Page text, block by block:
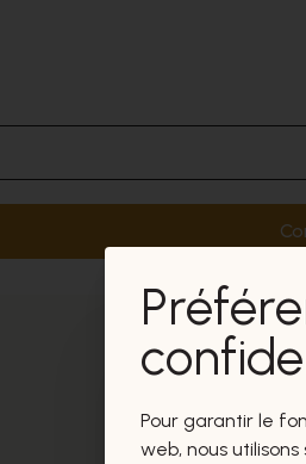
Pour garantir le
web, nous